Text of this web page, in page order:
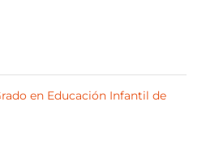
en Educación Infantil de